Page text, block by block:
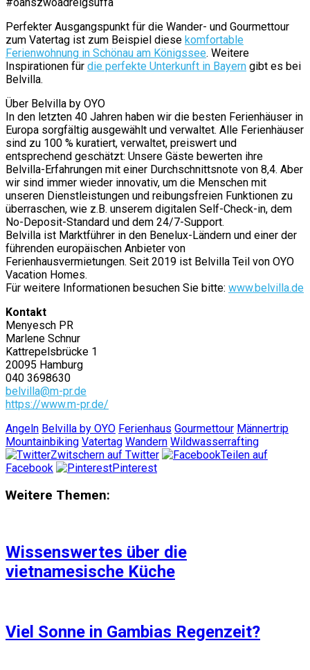
Perfekter Ausgangspunkt für die Wander- und Gourmettour
zum Vatertag ist zum Beispiel diese komfortable
Ferienwohnung in Schönau am Königssee. Weitere
Inspirationen für die perfekte Unterkunft in Bayern gibt es bei
Belvilla.
Über Belvilla by OYO
In den letzten 40 Jahren haben wir die besten Ferienhäuser in
Europa sorgfältig ausgewählt und verwaltet. Alle Ferienhäuser
sind zu 100 % kuratiert, verwaltet, preiswert und
entsprechend geschätzt: Unsere Gäste bewerten ihre
Belvilla-Erfahrungen mit einer Durchschnittsnote von 8,4. Aber
wir sind immer wieder innovativ, um die Menschen mit
unseren Dienstleistungen und reibungsfreien Funktionen zu
überraschen, wie z.B. unserem digitalen Self-Check-in, dem
No-Deposit-Standard und dem 24/7-Support.
Belvilla ist Marktführer in den Benelux-Ländern und einer der
führenden europäischen Anbieter von
Ferienhausvermietungen. Seit 2019 ist Belvilla Teil von OYO
Vacation Homes.
Für weitere Informationen besuchen Sie bitte: www.belvilla.de
Kontakt
Menyesch PR
Marlene Schnur
Kattrepelsbrücke 1
20095 Hamburg
040 3698630
belvilla@m-pr.de
https://www.m-pr.de/
Angeln Belvilla by OYO Ferienhaus Gourmettour Männertrip
Mountainbiking Vatertag Wandern Wildwasserrafting
Zwitschern auf Twitter
Teilen auf
Facebook
Pinterest
Weitere Themen:
Wissenswertes über die
vietnamesische Küche
Viel Sonne in Gambias Regenzeit?